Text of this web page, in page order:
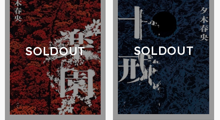
SOLDOUT SOLDOUT